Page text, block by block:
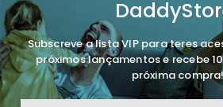
Subscreve a lista VIP para teres
próximos lançamentos e recebe
próxima compra!